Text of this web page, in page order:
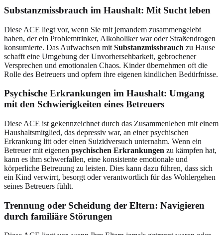
Substanzmissbrauch im Haushalt: Mit Sucht leben
Diese ACE liegt vor, wenn Sie mit jemandem zusammengelebt
haben, der ein Problemtrinker, Alkoholiker war oder Straßendrogen
konsumierte. Das Aufwachsen mit Substanzmissbrauch zu Hause
schafft eine Umgebung der Unvorhersehbarkeit, gebrochener
Versprechen und emotionalen Chaos. Kinder übernehmen oft die
Rolle des Betreuers und opfern ihre eigenen kindlichen Bedürfnisse.
Psychische Erkrankungen im Haushalt: Umgang
mit den Schwierigkeiten eines Betreuers
Diese ACE ist gekennzeichnet durch das Zusammenleben mit einem
Haushaltsmitglied, das depressiv war, an einer psychischen
Erkrankung litt oder einen Suizidversuch unternahm. Wenn ein
Betreuer mit eigenen psychischen Erkrankungen zu kämpfen hat,
kann es ihm schwerfallen, eine konsistente emotionale und
körperliche Betreuung zu leisten. Dies kann dazu führen, dass sich
ein Kind verwirrt, besorgt oder verantwortlich für das Wohlergehen
seines Betreuers fühlt.
Trennung oder Scheidung der Eltern: Navigieren
durch familiäre Störungen